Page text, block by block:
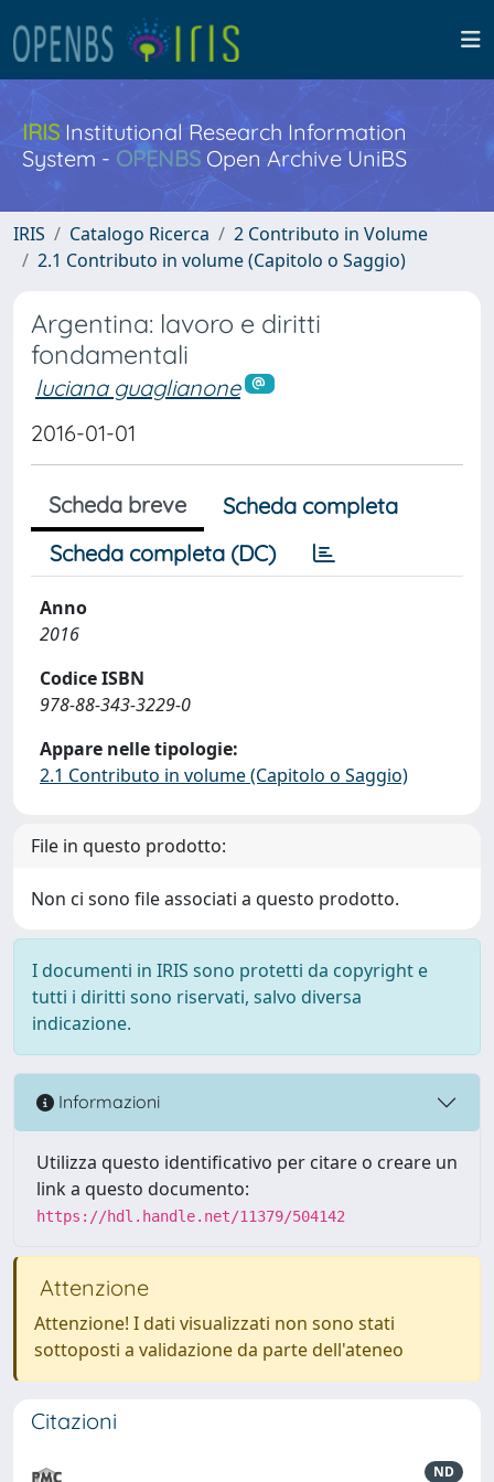
IRISInstitutional Research Information
System - OPENBS Open Archive UniBS
IRIS Catalogo Ricerca
2 Contributo in Volume
2.1 Contributo in volume (Capitolo o Saggio)
Argentina: lavoro e diritti
fondamentali
luciana guaglianone
2016-01-01
Scheda breve
Scheda completa
Scheda completa (DC)
Anno
2016
Codice ISBN
978-88-343-3229-0
Appare nelle tipologie:
2.1 Contributo in volume (Capitolo o Saggio)
File in questo prodotto:
Non ci sono file associati a questo prodotto.
I documenti in IRIS sono protetti da copyright e
tutti i diritti sono riservati, salvo diversa
indicazione.
Informazioni
Utilizza questo identificativo per citare o creare un
link a questo documento:
https://hdl.handle.net/11379/504142
Attenzione
Attenzione! I dati visualizzati non sono stati
sottoposti a validazione da parte dell'ateneo
Citazioni
ND